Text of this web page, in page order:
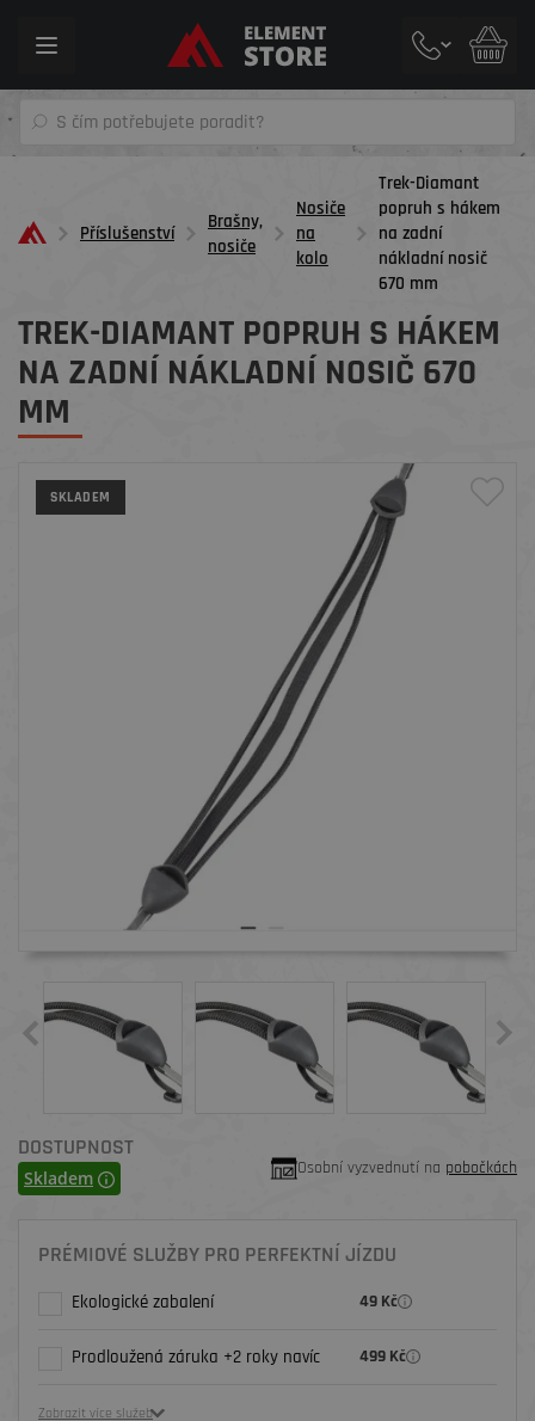
Toggle
Příslušenství
Brašny,
nosiče
Nosiče
na
kolo
Trek-Diamant
popruh s hákem
na zadní
nákladní nosič
670 mm
TREK-DIAMANT POPRUH S HÁKEM
NA ZADNÍ NÁKLADNÍ NOSIČ 670
MM
SKLADEM
DOSTUPNOST
Skladem Osobní vyzvednutí na pobočkách
PRÉMIOVÉ SLUŽBY PRO PERFEKTNÍ JÍZDU
Ekologické zabalení 49 Kč
Prodloužená záruka +2 roky navíc 499 Kč
Zobrazit více služeb